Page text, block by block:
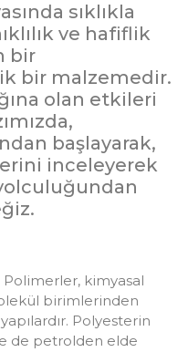
sıklıkla
ve hafiflik
bir
bir malzemedir.
olan etkileri
başlayarak,
inceleyerek
kimyasal
birimlerinden
Polyesterin
de petrolden elde